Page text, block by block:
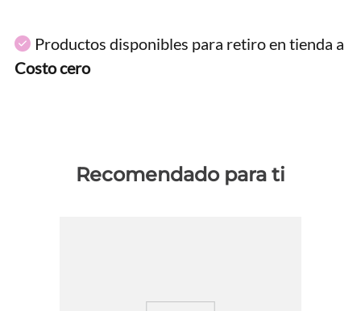
Productos disponibles para retiro en tienda a
Costo cero
Recomendado para ti